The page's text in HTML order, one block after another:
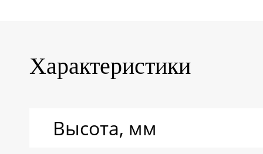
дистиллированной
Характеристики
Высота, мм